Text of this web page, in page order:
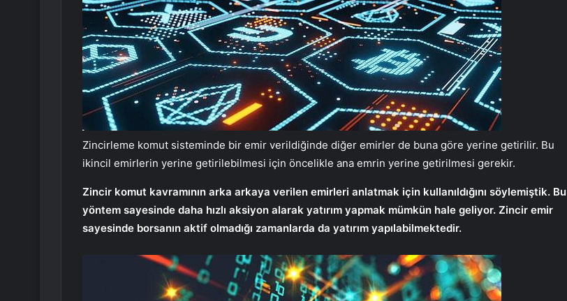
Zincirleme komut sisteminde bir emir verildiğinde diğer emirler de buna göre yerine getirilir. Bu
ikincil emirlerin yerine getirilebilmesi için öncelikle ana emrin yerine getirilmesi gerekir.
Zincir komut kavramının arka arkaya verilen emirleri anlatmak için kullanıldığını söylemiştik. Bu
yöntem sayesinde daha hızlı aksiyon alarak yatırım yapmak mümkün hale geliyor. Zincir emir
sayesinde borsanın aktif olmadığı zamanlarda da yatırım yapılabilmektedir.